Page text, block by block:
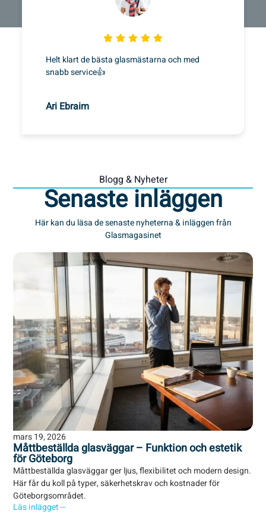
Helt klart de bästa glasmästarna och med
snabb service👍
Ari Ebraim
Blogg & Nyheter
Senaste inläggen
Här kan du läsa de senaste nyheterna & inläggen från
Glasmagasinet
mars 19, 2026
Måttbeställda glasväggar – Funktion och estetik
för Göteborg
Måttbeställda glasväggar ger ljus, flexibilitet och modern design.
Här får du koll på typer, säkerhetskrav och kostnader för
Göteborgsområdet.
Läs inlägget